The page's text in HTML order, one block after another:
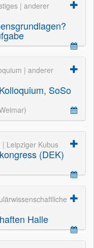
| anderer
| anderer
SoSo
Leipziger Kubus
(DEK)
Halle